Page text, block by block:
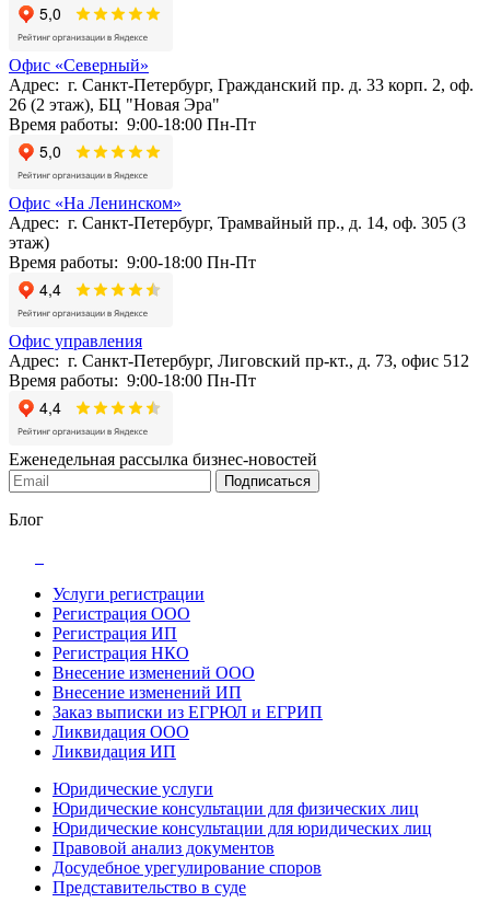
Офис «Северный»
Адрес: г. Санкт-Петербург, Гражданский пр. д. 33 корп. 2, оф.
26 (2 этаж), БЦ "Новая Эра"
Время работы: 9:00-18:00 Пн-Пт
Офис «На Ленинском»
Адрес: г. Санкт-Петербург, Трамвайный пр., д. 14, оф. 305 (3
этаж)
Время работы: 9:00-18:00 Пн-Пт
Офис управления
Адрес: г. Санкт-Петербург, Лиговский пр-кт., д. 73, офис 512
Время работы: 9:00-18:00 Пн-Пт
Еженедельная рассылка бизнес-новостей
Подписаться
Блог
Услуги регистрации
Регистрация ООО
Регистрация ИП
Регистрация НКО
Внесение изменений ООО
Внесение изменений ИП
Заказ выписки из ЕГРЮЛ и ЕГРИП
Ликвидация ООО
Ликвидация ИП
Юридические услуги
Юридические консультации для физических лиц
Юридические консультации для юридических лиц
Правовой анализ документов
Досудебное урегулирование споров
Представительство в суде